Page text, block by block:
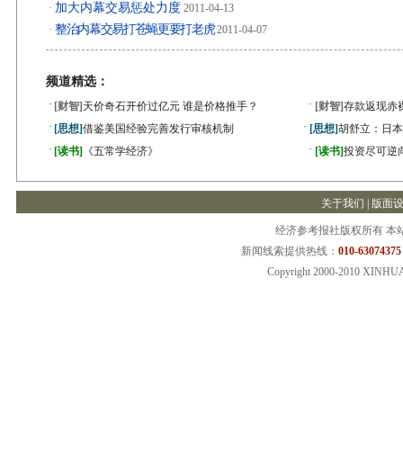
· 加大内幕交易惩处力度 2011-04-13
· 整治内幕交易打苍蝇更要打老虎2011-04-07
频道精选：
· [财智] 天价奇石开价过亿元 谁是价格推手？ · [财智]存款返现赤
· [思想]借鉴美国经验完善发行审核机制 · [思想]胡舒立：日
· [读书] 《五常学经济》 · [读书]投资尽可逆
关于我们 版面
经济参考报社版权所有 本
新闻线索提供热线： 010-
Copyright 2000-2010